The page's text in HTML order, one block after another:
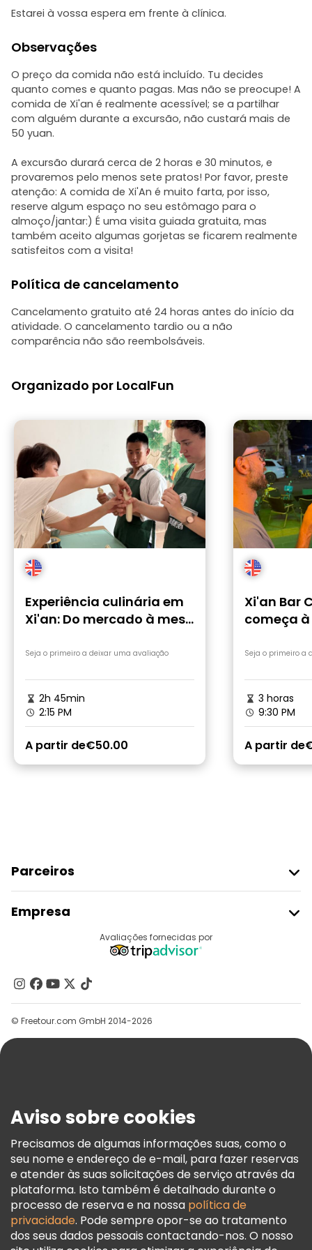
Estarei à vossa espera em frente à clínica.
Observações
O preço da comida não está incluído. Tu decides
quanto comes e quanto pagas. Mas não se preocupe! A
comida de Xi'an é realmente acessível; se a partilhar
com alguém durante a excursão, não custará mais de
50 yuan.
A excursão durará cerca de 2 horas e 30 minutos, e
provaremos pelo menos sete pratos! Por favor, preste
atenção: A comida de Xi'An é muito farta, por isso,
reserve algum espaço no seu estômago para o
almoço/jantar:) É uma visita guiada gratuita, mas
também aceito algumas gorjetas se ficarem realmente
satisfeitos com a visita!
Política de cancelamento
Cancelamento gratuito até 24 horas antes do início da
atividade. O cancelamento tardio ou a não
comparência não são reembolsáveis.
Organizado por LocalFun
Experiência culinária em
Xi'an: Do mercado à mesa
Seja o primeiro a deixar uma avaliação
2h 45min
2:15 PM
A partir de€50.00
Xi'an Bar
começa
Seja o primeiro a
3 horas
9:30 PM
A partir de
Parceiros
Registo Do Fornecedor
Programa De Afiliados
Empresa
Contacte-Nos
Grupos
Ajuda
Termos E Informações Legais
Política De Cookies
Freetour Prémios
Programa De Fidelidade
Avaliações fornecidas por
© Freetour.com GmbH 2014-2026
Aviso sobre cookies
Precisamos de algumas informações suas, como o
seu nome e endereço de e-mail, para fazer reservas
e atender às suas solicitações de serviço através da
plataforma. Isto também é detalhado durante o
processo de reserva e na nossa política de
privacidade. Pode sempre opor-se ao tratamento
dos seus dados pessoais contactando-nos. O nosso